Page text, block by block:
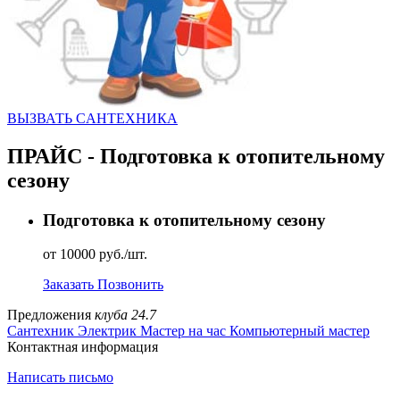
ВЫЗВАТЬ CАНТЕХНИКА
ПРАЙС - Подготовка к отопительному
сезону
Подготовка к отопительному сезону
от 10000 руб./шт.
Заказать Позвонить
Предложения клуба 24.7
Сантехник Электрик Мастер на час Компьютерный мастер
Контактная информация
Написать письмо